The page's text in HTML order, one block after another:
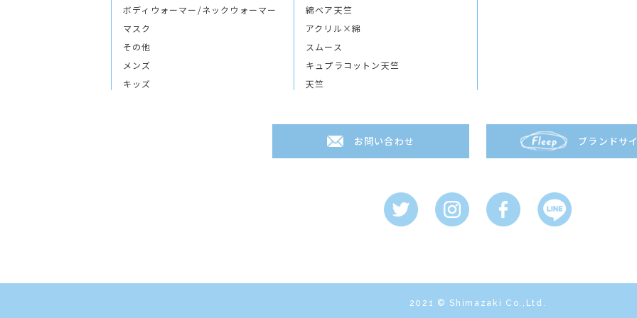
ボディウォーマー/ネックウォーマー
マスク
その他
メンズ
キッズ
綿ベア天竺
アクリル×綿
スムース
キュプラコットン天竺
天竺
お問い合わせ ブランドサ
2021 © Shimazaki Co.,Ltd.